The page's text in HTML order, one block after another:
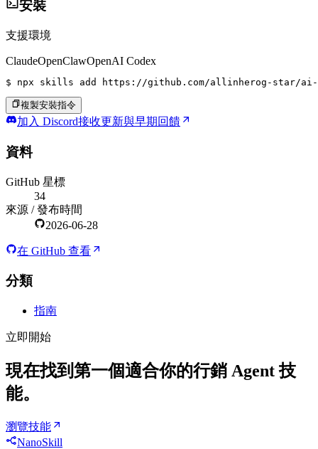
安裝
支援環境
ClaudeOpenClawOpenAI Codex
$ npx skills add https://github.com/allinherog-
複製安裝指令
加入 Discord接收更新與早期回饋
資料
GitHub 星標
34
來源 / 發布時間
2026-06-28
在 GitHub 查看
分類
指南
立即開始
現在找到第一個適合你的行銷 Agent 技
能。
瀏覽技能
NanoSkill